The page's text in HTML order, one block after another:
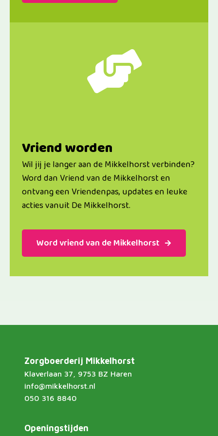
Vriend worden
Wil jij je langer aan de Mikkelhorst verbinden?
Word dan Vriend van de Mikkelhorst en
ontvang een Vriendenpas, updates en leuke
acties vanuit De Mikkelhorst.
Word vriend van de Mikkelhorst
Zorgboerderij Mikkelhorst
Klaverlaan 37, 9753 BZ Haren
info@mikkelhorst.nl
050 316 8840
Openingstijden